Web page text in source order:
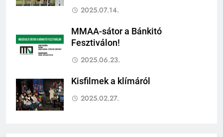
2025.07.14.
MMAA-sátor a Bánkitó
Fesztiválon!
2025.06.23.
Kisfilmek a klímáról
2025.02.27.